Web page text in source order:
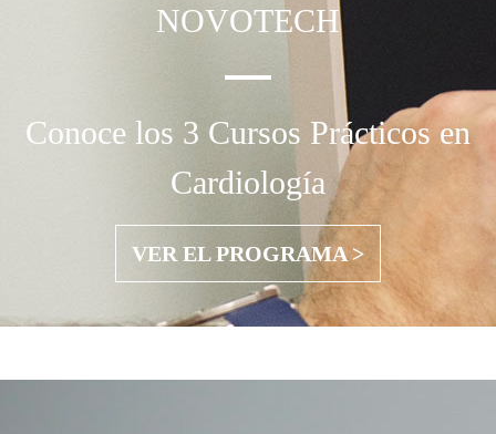
NOVOTECH
Conoce los 3 Cursos Prácticos en
Cardiología
VER EL PROGRAMA >